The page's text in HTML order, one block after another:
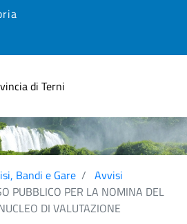
di Terni
Bandi e Gare
Avvisi
PUBBLICO PER LA NOMINA DEL
DI VALUTAZIONE